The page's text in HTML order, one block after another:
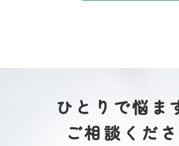
ひとりで悩ま
ご相談くだ